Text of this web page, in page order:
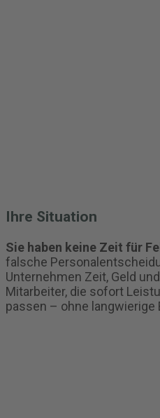
Ihre Situation
Sie haben keine Zeit für
falsche
Unternehmen Zeit, Geld
Mitarbeiter, die sofort
passen – ohne langwierige